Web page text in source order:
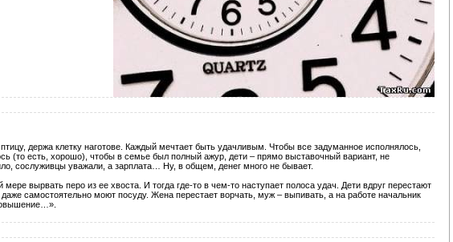
держа клетку наготове. Каждый мечтает быть удачливым. Чтобы все задуманное исполнялось,
(то есть, хорошо), чтобы в семье был полный ажур, дети – прямо выставочный вариант, не
сослуживцы уважали, а зарплата… Ну, в общем, денег много не бывает.
вырвать перо из ее хвоста. И тогда где-то в чем-то наступает полоса удач. Дети вдруг перестают
самостоятельно моют посуду. Жена перестает ворчать, муж – выпивать, а на работе начальник